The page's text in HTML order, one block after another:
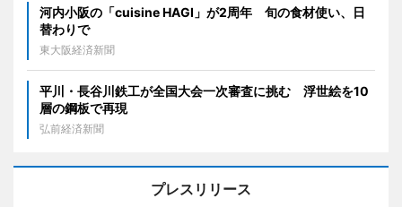
河内小阪の「cuisine HAGI」が2周年 旬の食材使い、日
替わりで
東大阪経済新聞
平川・長谷川鉄工が全国大会一次審査に挑む 浮世絵を10
層の鋼板で再現
弘前経済新聞
プレスリリース